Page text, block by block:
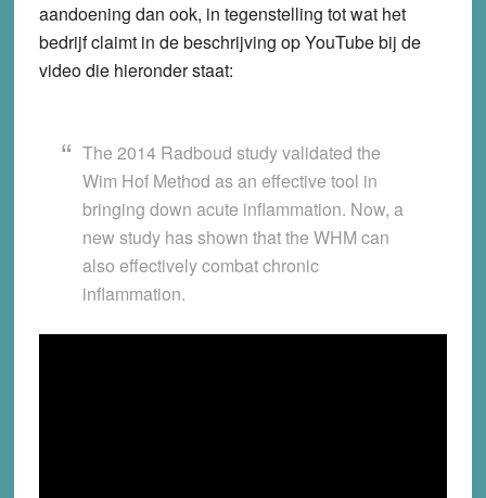
aandoening dan ook, in tegenstelling tot wat het
bedrijf claimt in de beschrijving op YouTube bij de
video die hieronder staat:
The 2014 Radboud study validated the
Wim Hof Method as an effective tool in
bringing down acute inflammation. Now, a
new study has shown that the WHM can
also effectively combat chronic
inflammation.